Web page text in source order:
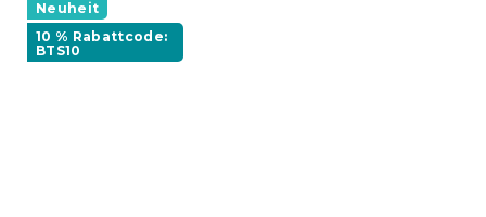
Neuheit
10 % Rabattcode:
BTS10